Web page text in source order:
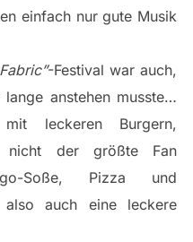
einfach nur gute Musik
-Festival war auch,
anstehen musste…
leckeren Burgern,
nicht der größte Fan
Soße, Pizza und
auch eine leckere